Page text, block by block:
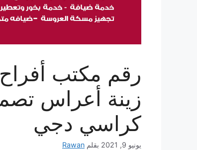
زينة أعراس
كراسي دجي
يونيو 9, 2021 بقلم Rawan